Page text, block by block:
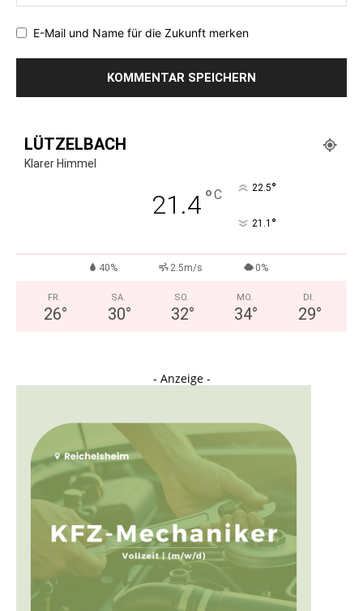
E-Mail und Name für die Zukunft merken
LÜTZELBACH
Klarer Himmel
21.4°C 22.5°
21.1 °
40% 2.5m/s 0%
FR.
26°
SA.
30°
SO.
32°
MO.
34°
DI.
29°
- Anzeige -